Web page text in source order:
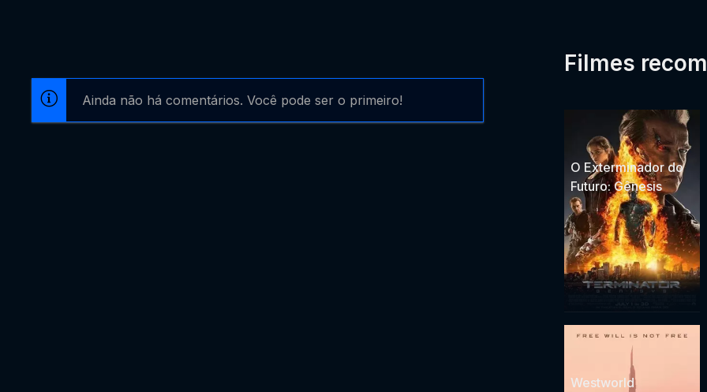
Ainda não há comentários. Você pode ser o primeiro!
Filmes
O Exterminador do
Futuro: Gênesis
Westworld